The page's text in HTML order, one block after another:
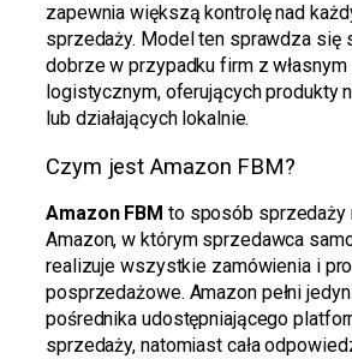
zapewnia większą kontrolę nad
sprzedaży. Model ten sprawdza się
dobrze w przypadku firm z
logistycznym, oferujących produkty
lub działających lokalnie.
Czym jest Amazon FBM?
Amazon FBM to sposób sprzedaży
Amazon, w którym sprzedawca
realizuje wszystkie zamówienia i
posprzedażowe. Amazon pełni
pośrednika udostępniającego
sprzedaży, natomiast cała